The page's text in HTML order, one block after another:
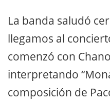
La banda saludó
llegamos al
comenzó con
interpretando
composición de